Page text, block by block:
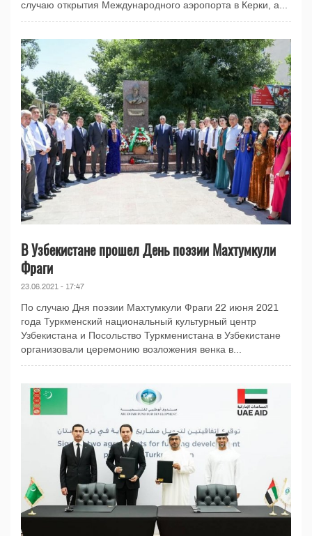
случаю открытия Международного аэропорта в Керки, а...
В Узбекистане прошел День поэзии Махтумкули
Фраги
23.06.2021 - 17:47
По случаю Дня поэзии Махтумкули Фраги 22 июня 2021
года Туркменский национальный культурный центр
Узбекистана и Посольство Туркменистана в Узбекистане
организовали церемонию возложения венка в...